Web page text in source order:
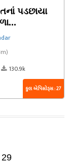
પડછાયા
130.9k
કુલ એપિસોડ્સ : 27